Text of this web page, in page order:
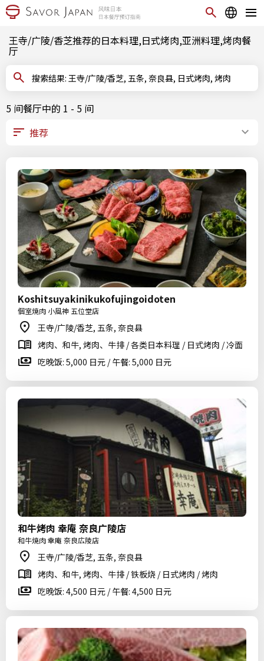
王寺/广陵/香芝推荐的日本料理,日式烤肉,亚洲料理,烤肉餐
厅
搜索结果: 王寺/广陵/香芝, 五条, 奈良县, 日式烤肉, 烤肉
5 间餐厅中的 1 - 5 间
Koshitsuyakinikukofujingoidoten
個室焼肉 小風神 五位堂店
王寺/广陵/香芝, 五条, 奈良县
烤肉、和牛, 烤肉、牛排 / 各类日本料理 / 日式烤肉 / 冷面
吃晚饭: 5,000 日元 / 午餐: 5,000 日元
和牛烤肉 幸庵 奈良广陵店
和牛焼肉 幸庵 奈良広陵店
王寺/广陵/香芝, 五条, 奈良县
烤肉、和牛, 烤肉、牛排 / 铁板烧 / 日式烤肉 / 烤肉
吃晚饭: 4,500 日元 / 午餐: 4,500 日元